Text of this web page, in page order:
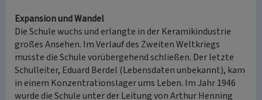
Expansion und Wandel
Die Schule wuchs und erlangte in der Keramikindustrie
großes Ansehen. Im Verlauf des Zweiten Weltkriegs
musste die Schule vorübergehend schließen. Der letzte
Schulleiter, Eduard Berdel (Lebensdaten unbekannt), kam
in einem Konzentrationslager ums Leben. Im Jahr 1946
wurde die Schule unter der Leitung von Arthur Henning